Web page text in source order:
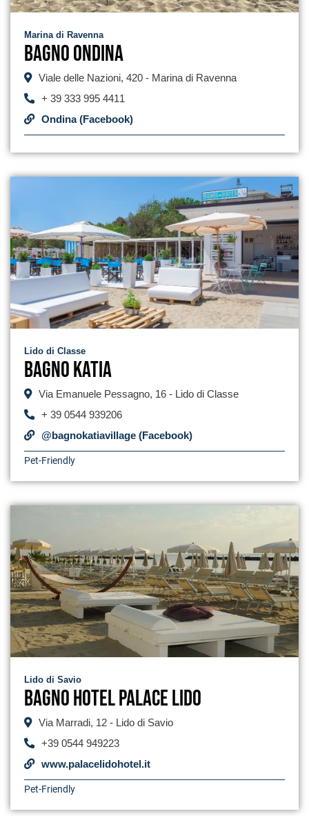
Marina di Ravenna
Bagno Ondina
Viale delle Nazioni, 420 - Marina di Ravenna
+ 39 333 995 4411
Ondina (Facebook)
Lido di Classe
Bagno Katia
Via Emanuele Pessagno, 16 - Lido di Classe
+ 39 0544 939206
@bagnokatiavillage (Facebook)
Pet-Friendly
Lido di Savio
Bagno Hotel Palace Lido
Via Marradi, 12 - Lido di Savio
+39 0544 949223
www.palacelidohotel.it
Pet-Friendly